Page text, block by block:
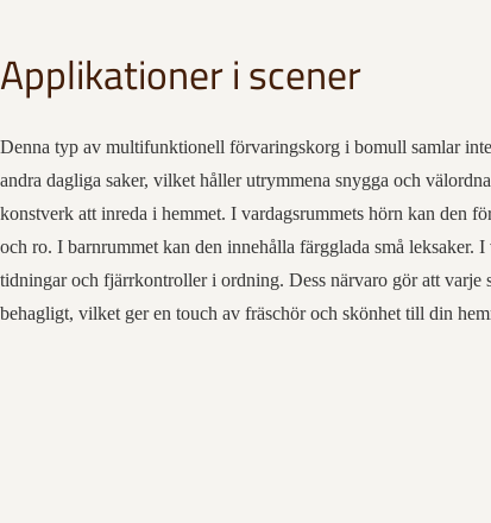
Applikationer i scener
Denna typ av multifunktionell förvaringskorg i bomull samlar
andra dagliga saker, vilket håller utrymmena snygga och
konstverk att inreda i hemmet. I vardagsrummets hörn kan den
och ro. I barnrummet kan den innehålla färgglada små leksaker.
tidningar och fjärrkontroller i ordning. Dess närvaro gör att varje
behagligt, vilket ger en touch av fräschör och skönhet till din